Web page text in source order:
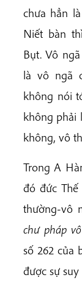
chưa hẳn
Niết bàn
Bụt. Vô
là vô ngã
không nói
không phải
không, vô
Trong A
đó đức
thường-vô
chư pháp
số 262 của
được sự